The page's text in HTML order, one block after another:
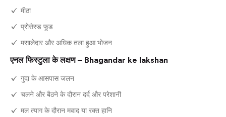
मीठा
प्रोसेस्ड फूड
मसालेदार और अधिक तला हुआ भोजन
एनल फिस्टुला के लक्षण – Bhagandar ke lakshan
गुदा के आसपास जलन
चलने और बैठने के दौरान दर्द और परेशानी
मल त्याग के दौरान मवाद या रक्त हानि